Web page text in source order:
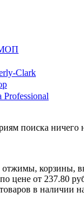
Clark
Professional
поиска ничего
корзины,
цене от 237.80
в наличии